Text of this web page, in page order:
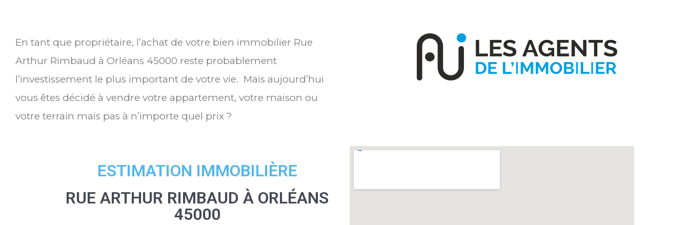
En tant que propriétaire, l’achat de votre bien immobilier Rue
Arthur Rimbaud à Orléans 45000 reste probablement
l’investissement le plus important de votre vie. Mais aujourd’hui
vous êtes décidé à vendre votre appartement, votre maison ou
votre terrain mais pas à n’importe quel prix ?
ESTIMATION IMMOBILIÈRE
RUE ARTHUR RIMBAUD À ORLÉANS
45000